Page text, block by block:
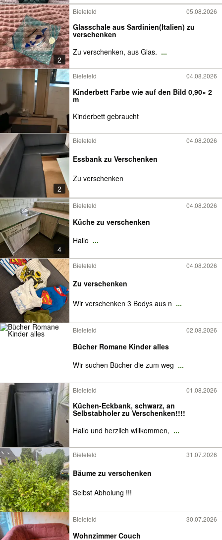
2
Bielefeld 05.08.2026
Glasschale aus Sardinien(Italien) zu
verschenken
Zu verschenken, aus Glas. ...
Bielefeld 04.08.2026
Kinderbett Farbe wie auf den Bild 0,90× 2
m
Kinderbett gebraucht
2
Bielefeld 04.08.2026
Essbank zu Verschenken
Zu verschenken
4
Bielefeld 04.08.2026
Küche zu verschenken
Hallo ...
Bielefeld 04.08.2026
Zu verschenken
Wir verschenken 3 Bodys aus n ...
Bielefeld 02.08.2026
Bücher Romane Kinder alles
Wir suchen Bücher die zum weg ...
Bielefeld 01.08.2026
Küchen-Eckbank, schwarz, an
Selbstabholer zu Verschenken!!!!
Hallo und herzlich willkommen, ...
Bielefeld 31.07.2026
Bäume zu verschenken
Selbst Abholung !!!
Bielefeld 30.07.2026
Wohnzimmer Couch